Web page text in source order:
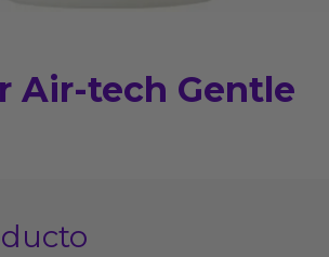
Air-tech Gentle